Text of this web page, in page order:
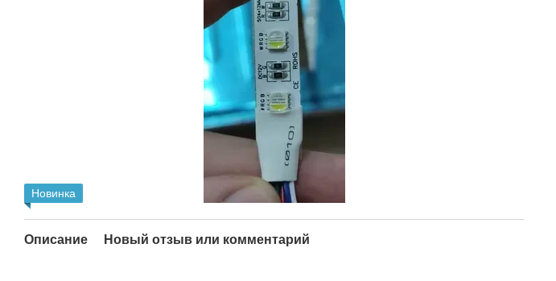
Новинка
Описание Новый отзыв или комментарий